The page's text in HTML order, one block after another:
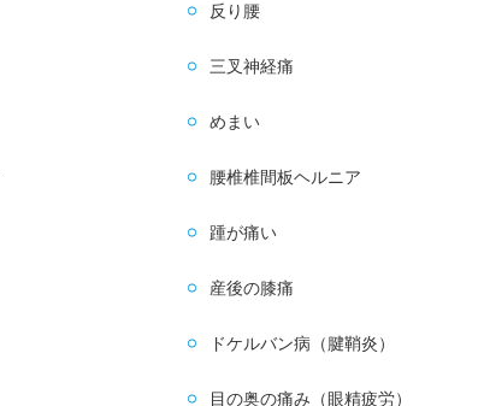
反り腰
三叉神経痛
めまい
腰椎椎間板ヘルニア
踵が痛い
産後の膝痛
ドケルバン病（腱鞘炎）
目の奥の痛み（眼精疲労）